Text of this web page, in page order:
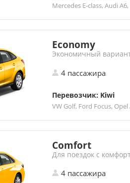
Mercedes E-class, Audi
Economy
Экономичный
4 пассажира
Перевозчик: Kiwi
VW Golf, Ford Focus,
Comfort
Для поездок с
4 пассажира